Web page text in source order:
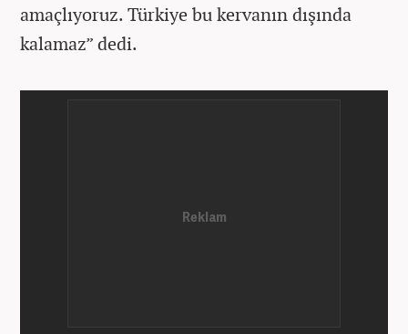
amaçlıyoruz. Türkiye bu kervanın dışında
kalamaz” dedi.